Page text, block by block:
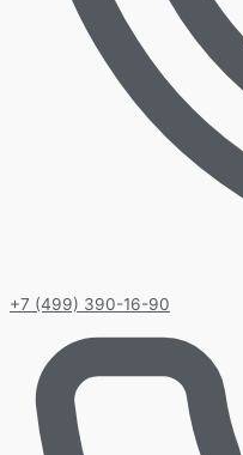
+7 (499) 390-16-90